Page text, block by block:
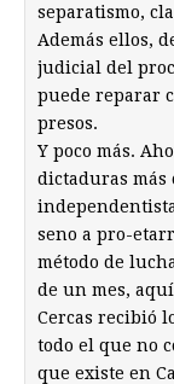
separatismo,
Además ellos,
judicial del
puede reparar
presos.
Y poco más.
dictaduras más
seno a pro-
método de
de un mes,
Cercas recibió
todo el que no
que existe en